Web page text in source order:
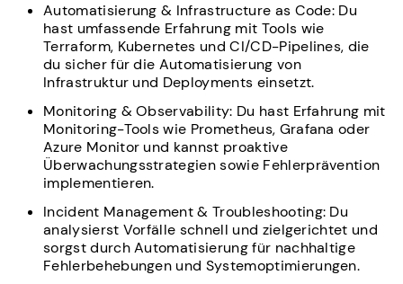
Automatisierung & Infrastructure as Code: Du
hast umfassende Erfahrung mit Tools wie
Terraform, Kubernetes und CI/CD-Pipelines, die
du sicher für die Automatisierung von
Infrastruktur und Deployments einsetzt.
Monitoring & Observability: Du hast Erfahrung mit
Monitoring-Tools wie Prometheus, Grafana oder
Azure Monitor und kannst proaktive
Überwachungsstrategien sowie Fehlerprävention
implementieren.
Incident Management & Troubleshooting: Du
analysierst Vorfälle schnell und zielgerichtet und
sorgst durch Automatisierung für nachhaltige
Fehlerbehebungen und Systemoptimierungen.